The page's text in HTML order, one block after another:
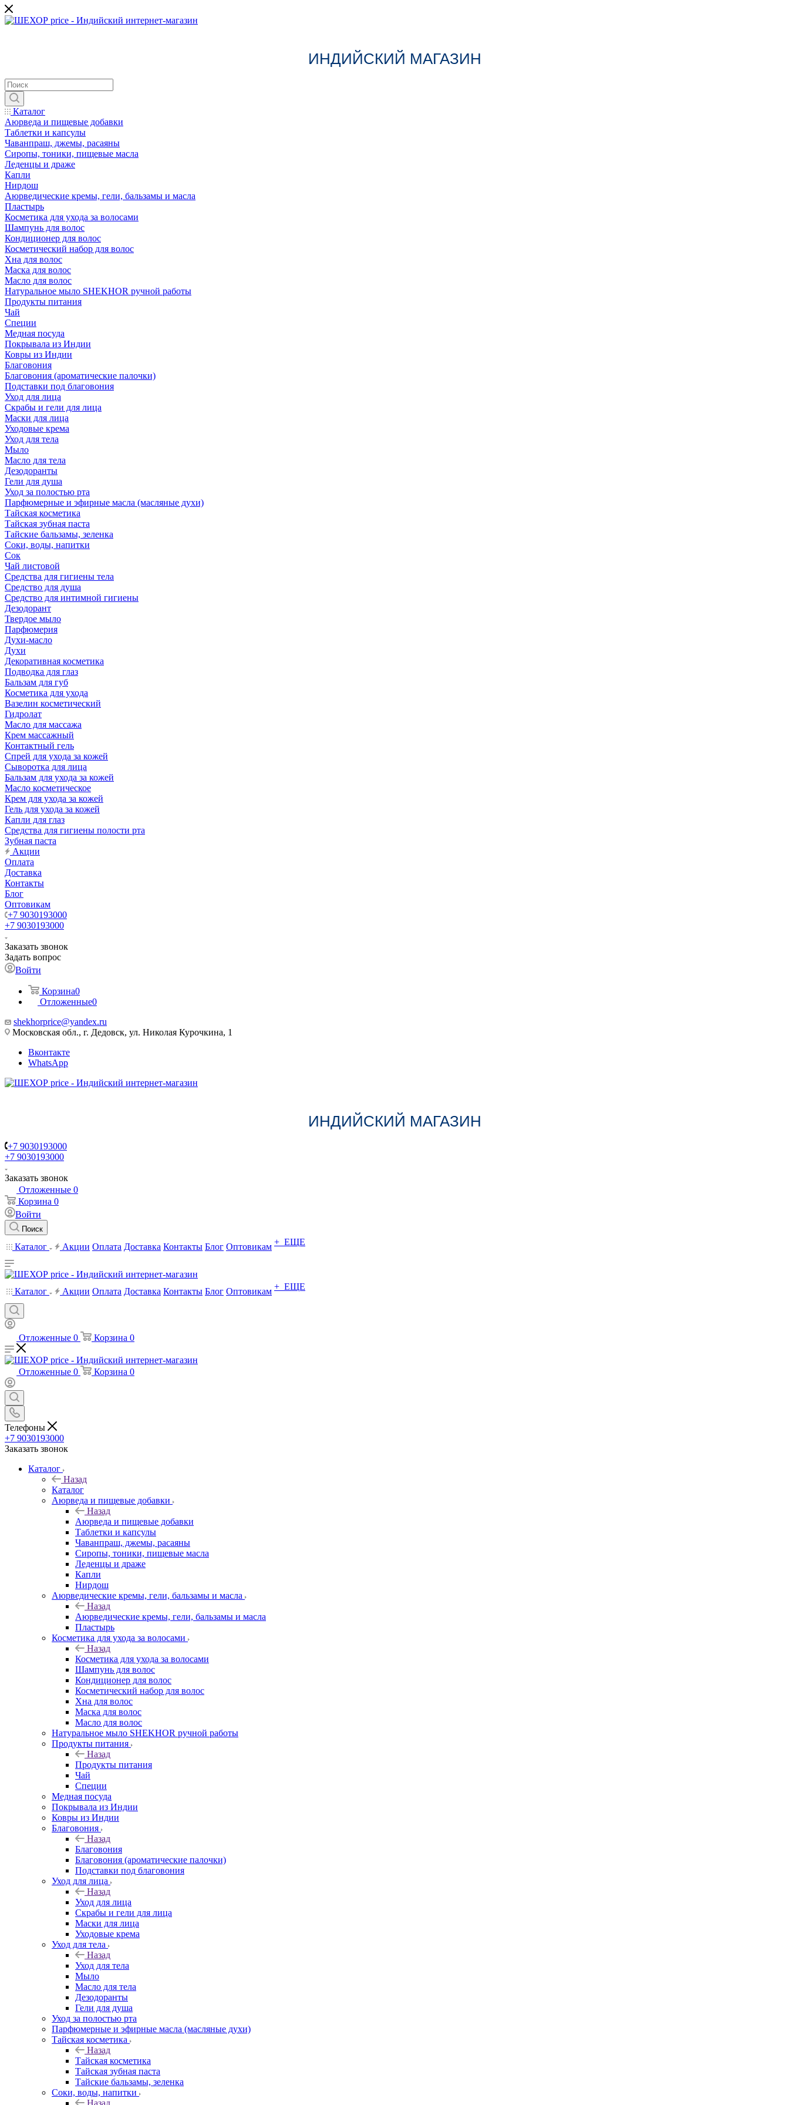
ИНДИЙСКИЙ МАГАЗИН
Каталог
Аюрведа и пищевые добавки
Таблетки и капсулы
Чаванпраш, джемы, расаяны
Сиропы, тоники, пищевые масла
Леденцы и драже
Капли
Нирдош
Аюрведические кремы, гели, бальзамы и масла
Пластырь
Косметика для ухода за волосами
Шампунь для волос
Кондиционер для волос
Косметический набор для волос
Хна для волос
Маска для волос
Масло для волос
Натуральное мыло SHEKHOR ручной работы
Продукты питания
Чай
Специи
Медная посуда
Покрывала из Индии
Ковры из Индии
Благовония
Благовония (ароматические палочки)
Подставки под благовония
Уход для лица
Скрабы и гели для лица
Маски для лица
Уходовые крема
Уход для тела
Мыло
Масло для тела
Дезодоранты
Гели для душа
Уход за полостью рта
Парфюмерные и эфирные масла (масляные духи)
Тайская косметика
Тайская зубная паста
Тайские бальзамы, зеленка
Соки, воды, напитки
Сок
Чай листовой
Средства для гигиены тела
Средство для душа
Средство для интимной гигиены
Дезодорант
Твердое мыло
Парфюмерия
Духи-масло
Духи
Декоративная косметика
Подводка для глаз
Бальзам для губ
Косметика для ухода
Вазелин косметический
Гидролат
Масло для массажа
Крем массажный
Контактный гель
Спрей для ухода за кожей
Сыворотка для лица
Бальзам для ухода за кожей
Масло косметическое
Крем для ухода за кожей
Гель для ухода за кожей
Капли для глаз
Средства для гигиены полости рта
Зубная паста
Акции
Оплата
Доставка
Контакты
Блог
Оптовикам
+7 9030193000
+7 9030193000
Заказать звонок
Задать вопрос
Войти
Корзина0
Отложенные0
shekhorprice@yandex.ru
Московская обл., г. Дедовск, ул. Николая Курочкина, 1
Вконтакте
WhatsApp
ИНДИЙСКИЙ МАГАЗИН
+7 9030193000
+7 9030193000
Заказать звонок
Отложенные 0
Корзина 0
Войти
Поиск
Каталог Акции Оплата Доставка Контакты Блог Оптовикам + ЕЩЕ
Каталог Акции Оплата Доставка Контакты Блог Оптовикам + ЕЩЕ
Отложенные 0 Корзина 0
Отложенные 0 Корзина 0
Телефоны
+7 9030193000
Заказать звонок
Каталог
Назад
Каталог
Аюрведа и пищевые добавки
Назад
Аюрведа и пищевые добавки
Таблетки и капсулы
Чаванпраш, джемы, расаяны
Сиропы, тоники, пищевые масла
Леденцы и драже
Капли
Нирдош
Аюрведические кремы, гели, бальзамы и масла
Назад
Аюрведические кремы, гели, бальзамы и масла
Пластырь
Косметика для ухода за волосами
Назад
Косметика для ухода за волосами
Шампунь для волос
Кондиционер для волос
Косметический набор для волос
Хна для волос
Маска для волос
Масло для волос
Натуральное мыло SHEKHOR ручной работы
Продукты питания
Назад
Продукты питания
Чай
Специи
Медная посуда
Покрывала из Индии
Ковры из Индии
Благовония
Назад
Благовония
Благовония (ароматические палочки)
Подставки под благовония
Уход для лица
Назад
Уход для лица
Скрабы и гели для лица
Маски для лица
Уходовые крема
Уход для тела
Назад
Уход для тела
Мыло
Масло для тела
Дезодоранты
Гели для душа
Уход за полостью рта
Парфюмерные и эфирные масла (масляные духи)
Тайская косметика
Назад
Тайская косметика
Тайская зубная паста
Тайские бальзамы, зеленка
Соки, воды, напитки
Назад